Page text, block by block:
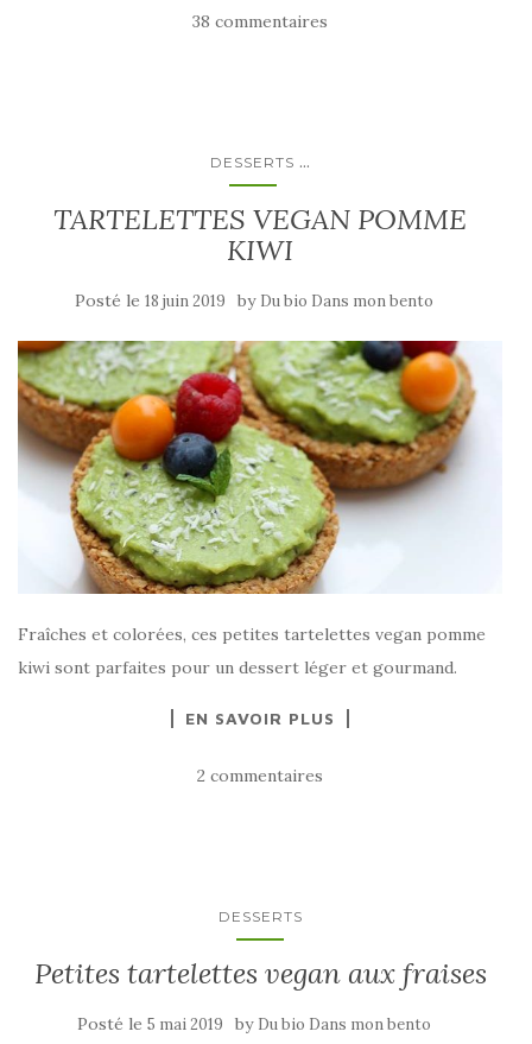
38 commentaires
DESSERTS ...
TARTELETTES VEGAN POMME
KIWI
Posté le 18 juin 2019 by Du bio Dans mon bento
Fraîches et colorées, ces petites tartelettes vegan pomme
kiwi sont parfaites pour un dessert léger et gourmand.
EN SAVOIR PLUS
2 commentaires
DESSERTS
Petites tartelettes vegan aux fraises
Posté le 5 mai 2019 by Du bio Dans mon bento